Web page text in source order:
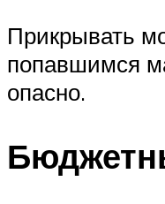
Прикрывать
попавшимся
опасно.